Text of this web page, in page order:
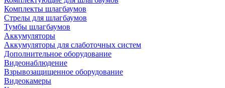
Комплекты шлагбаумов
Стрелы для шлагбаумов
Тумбы шлагбаумов
Аккумуляторы
Аккумуляторы для слаботочных систем
Дополнительное оборудование
Видеонаблюдение
Взрывозащищенное оборудование
Видеокамеры